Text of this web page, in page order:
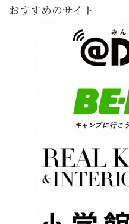
おすすめのサイト